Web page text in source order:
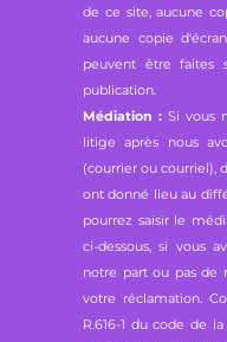
de ce site, aucune
aucune copie
peuvent être faites
publication.
Médiation : Si vous
litige après nous
(courrier ou courriel),
ont donné lieu au
pourrez saisir le
ci-dessous, si vous
notre part ou pas de
votre réclamation.
R.616-1 du code de